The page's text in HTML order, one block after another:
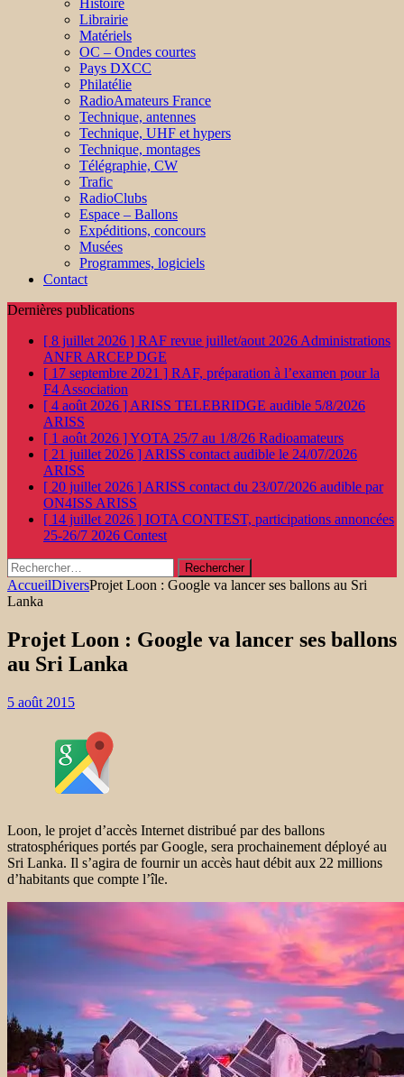
Histoire
Librairie
Matériels
OC – Ondes courtes
Pays DXCC
Philatélie
RadioAmateurs France
Technique, antennes
Technique, UHF et hypers
Technique, montages
Télégraphie, CW
Trafic
RadioClubs
Espace – Ballons
Expéditions, concours
Musées
Programmes, logiciels
Contact
Dernières publications
[ 8 juillet 2026 ] RAF revue juillet/aout 2026 Administrations
ANFR ARCEP DGE
[ 17 septembre 2021 ] RAF, préparation à l’examen pour la
F4 Association
[ 4 août 2026 ] ARISS TELEBRIDGE audible 5/8/2026
ARISS
[ 1 août 2026 ]YOTA 25/7 au 1/8/26 Radioamateurs
[ 21 juillet 2026 ] ARISS contact audible le 24/07/2026
ARISS
[ 20 juillet 2026 ] ARISS contact du 23/07/2026 audible par
ON4ISS ARISS
[ 14 juillet 2026 ] IOTA CONTEST, participations annoncées
25-26/7 2026 Contest
Rechercher :
AccueilDiversProjet Loon : Google va lancer ses ballons au Sri
Lanka
Projet Loon : Google va lancer ses ballons
au Sri Lanka
5 août 2015
Loon, le projet d’accès Internet distribué par des ballons
stratosphériques portés par Google, sera prochainement déployé au
Sri Lanka. Il s’agira de fournir un accès haut débit aux 22 millions
d’habitants que compte l’île.